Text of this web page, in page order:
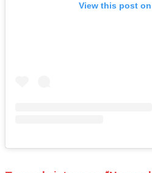
View this post